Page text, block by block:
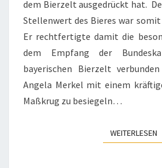
dem Bierzelt ausgedrückt hat.
Stellenwert des Bieres war
Er rechtfertigte damit die
dem Empfang der
bayerischen Bierzelt
Angela Merkel mit einem
Maßkrug zu besiegeln…
WEITERLESEN